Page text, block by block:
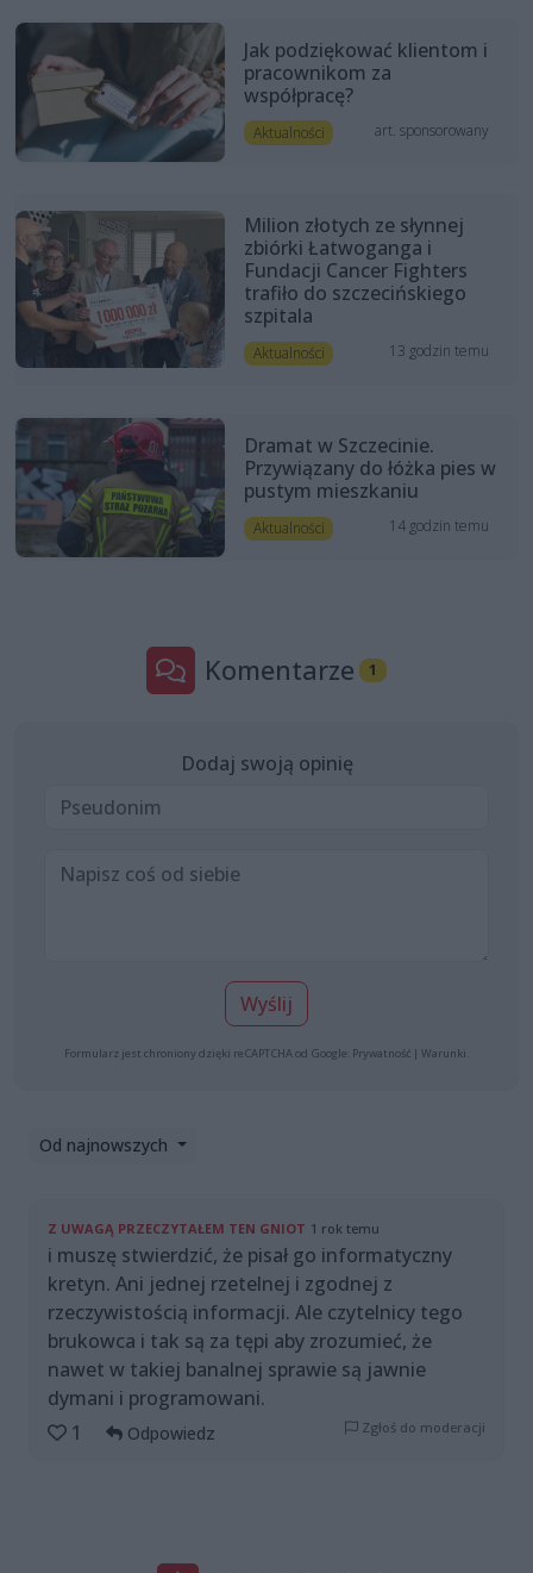
Jak podziękować klientom i
pracownikom za
współpracę?
Aktualności art. sponsorowany
Milion złotych ze słynnej
zbiórki Łatwoganga i
Fundacji Cancer Fighters
trafiło do szczecińskiego
szpitala
Aktualności 13 godzin temu
Dramat w Szczecinie.
Przywiązany do łóżka pies w
pustym mieszkaniu
Aktualności 14 godzin temu
Komentarze 1
Dodaj swoją opinię
Wyślij
Formularz jest chroniony dzięki reCAPTCHA od Google: Prywatność | Warunki
Od najnowszych
Z UWAGĄ PRZECZYTAŁEM TEN GNIOT 1 rok temu
i muszę stwierdzić, że pisał go informatyczny
kretyn. Ani jednej rzetelnej i zgodnej z
rzeczywistością informacji. Ale czytelnicy tego
brukowca i tak są za tępi aby zrozumieć, że
nawet w takiej banalnej sprawie są jawnie
dymani i programowani.
1
Odpowiedz Zgłoś do moderacji